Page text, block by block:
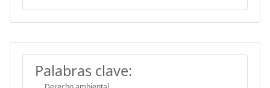
Palabras clave: